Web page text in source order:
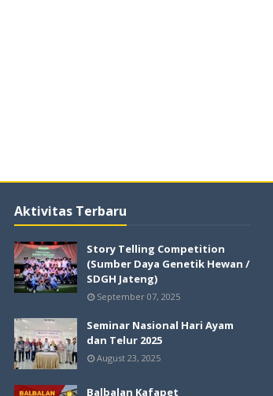
Aktivitas Terbaru
Story Telling Competition
(Sumber Daya Genetik Hewan /
SDGH Jateng)
September 07, 2025
Seminar Nasional Hari Ayam
dan Telur 2025
August 23, 2025
Balbalan Kafapet